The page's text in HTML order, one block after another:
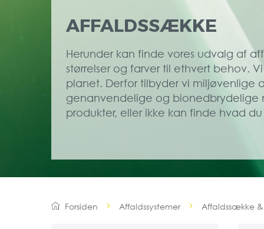
AFFALDSSÆKKE
Herunder kan finde vores udvalg af
størrelser og farver til ethvert behov.
planet. Derfor tilbyder vi miljøvenlige
genanvendelige og bionedbrydelige
produkter, eller ikke kan finde hvad
Forsiden Affaldssystemer Affaldssække